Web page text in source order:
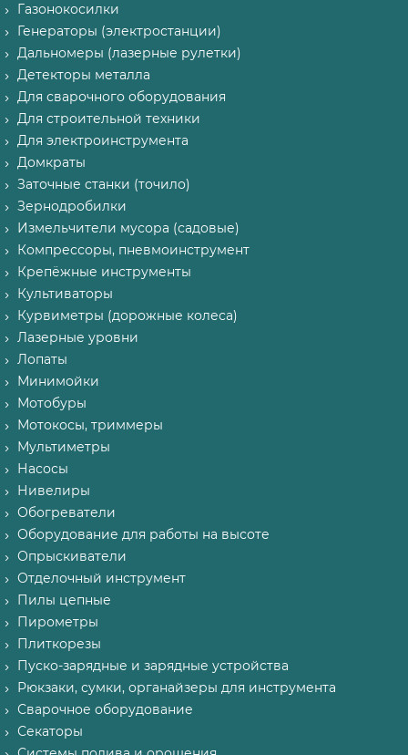
Газонокосилки
Генераторы (электростанции)
Дальномеры (лазерные рулетки)
Детекторы металла
Для сварочного оборудования
Для строительной техники
Для электроинструмента
Домкраты
Заточные станки (точило)
Зернодробилки
Измельчители мусора (садовые)
Компрессоры, пневмоинструмент
Крепёжные инструменты
Культиваторы
Курвиметры (дорожные колеса)
Лазерные уровни
Лопаты
Минимойки
Мотобуры
Мотокосы, триммеры
Мультиметры
Насосы
Нивелиры
Обогреватели
Оборудование для работы на высоте
Опрыскиватели
Отделочный инструмент
Пилы цепные
Пирометры
Плиткорезы
Пуско-зарядные и зарядные устройства
Рюкзаки, сумки, органайзеры для инструмента
Сварочное оборудование
Секаторы